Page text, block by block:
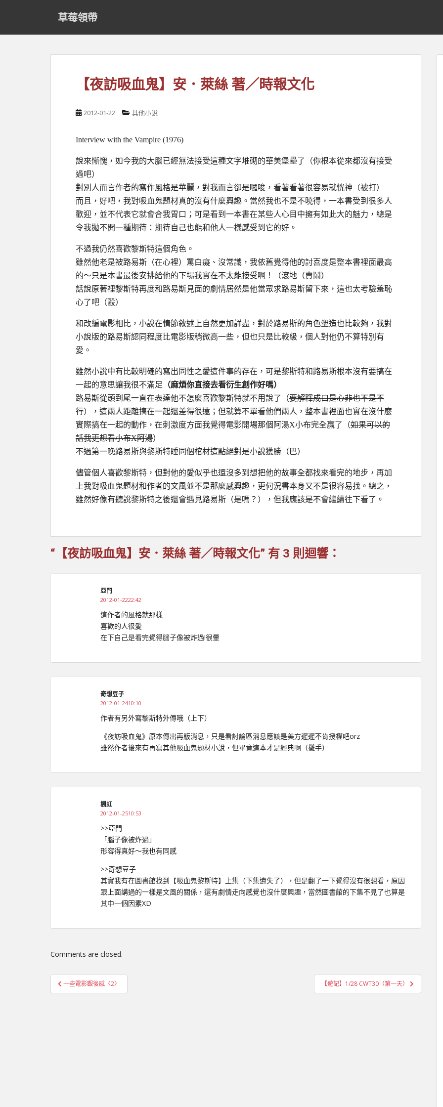
草莓領帶
【夜訪吸血鬼】安．萊絲 著／時報文化
2012-01-22 其他小說
Interview with the Vampire (1976)
說來慚愧，如今我的大腦已經無法接受這種文字堆砌的華美堡壘了（你根本從來都沒有接受
過吧）
對別人而言作者的寫作風格是華麗，對我而言卻是囉唆，看著看著很容易就恍神（被打）
而且，好吧，我對吸血鬼題材真的沒有什麼興趣。當然我也不是不曉得，一本書受到很多人
歡迎，並不代表它就會合我胃口；可是看到一本書在某些人心目中擁有如此大的魅力，總是
令我拋不開一種期待：期待自己也能和他人一樣感受到它的好。
不過我仍然喜歡黎斯特這個角色。
雖然他老是被路易斯（在心裡）罵白癡、沒常識，我依舊覺得他的討喜度是整本書裡面最高
的～只是本書最後安排給他的下場我實在不太能接受啊！（滾地（賣鬧）
話說原著裡黎斯特再度和路易斯見面的劇情居然是他當眾求路易斯留下來，這也太考驗羞恥
心了吧（毆）
和改編電影相比，小說在情節敘述上自然更加詳盡，對於路易斯的角色塑造也比較夠，我對
小說版的路易斯認同程度比電影版稍微高一些，但也只是比較級，個人對他仍不算特別有
愛。
雖然小說中有比較明確的寫出同性之愛這件事的存在，可是黎斯特和路易斯根本沒有要搞在
一起的意思讓我很不滿足 （麻煩你直接去看衍生創作好嗎）
路易斯從頭到尾一直在表達他不怎麼喜歡黎斯特就不用說了（要解釋成口是心非也不是不
行），這兩人距離搞在一起還差得很遠；但就算不單看他們兩人，整本書裡面也實在沒什麼
實際搞在一起的動作，在刺激度方面我覺得電影開場那個阿湯X小布完全贏了（如果可以的
話我更想看小布X阿湯）
不過第一晚路易斯與黎斯特睡同個棺材這點絕對是小說獲勝（巴）
儘管個人喜歡黎斯特，但對他的愛似乎也還沒多到想把他的故事全都找來看完的地步，再加
上我對吸血鬼題材和作者的文風並不是那麼感興趣，更何況書本身又不是很容易找。總之，
雖然好像有聽說黎斯特之後還會遇見路易斯（是嗎？），但我應該是不會繼續往下看了。
“【夜訪吸血鬼】安．萊絲 著／時報文化” 有 3 則迴響：
亞門
2012-01-2222:42
這作者的風格就那樣
喜歡的人很愛
在下自己是看完覺得腦子像被炸過!很暈
奇想豆子
2012-01-2410:10
作者有另外寫黎斯特外傳哦（上下）
《夜訪吸血鬼》原本傳出再版消息，只是看討論區消息應該是美方遲遲不肯授權吧orz
雖然作者後來有再寫其他吸血鬼題材小說，但畢竟這本才是經典啊（攤手）
楓虹
2012-01-2510:53
>>亞門
「腦子像被炸過」
形容得真好～我也有同感
>>奇想豆子
其實我有在圖書館找到【吸血鬼黎斯特】上集（下集遺失了），但是翻了一下覺得沒有很想看，原因
跟上面講過的一樣是文風的關係，還有劇情走向感覺也沒什麼興趣，當然圖書館的下集不見了也算是
其中一個因素XD
Comments are closed.
文
章
一些電影觀後感〈2〉 【遊記】1/28 CWT30（第一天）